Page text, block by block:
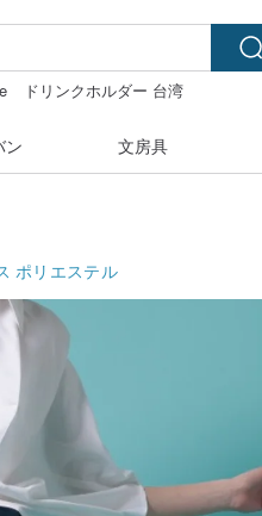
ドリンクホルダー 台湾
ン 文房具
ポリエステル